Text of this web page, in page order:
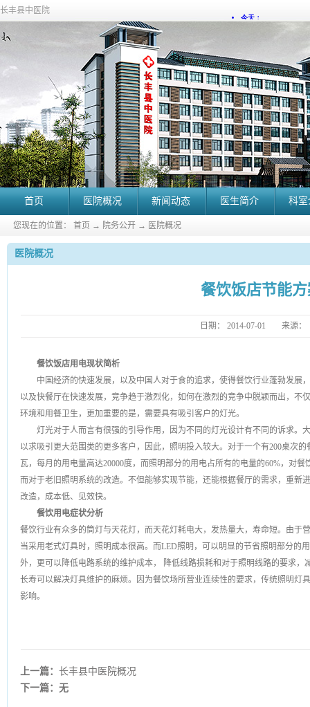
长丰县中医院
首页 医院概况 新闻动态 医生简介 科
您现在的位置： 首页 → 院务公开 → 医院概况
医院概况
餐饮饭店节能
日期： 2014-07-01 来源：
餐饮饭店用电现状简析
中国经济的快速发展，以及中国人对于食的追求，使得餐饮行业蓬勃发展
以及快餐厅在快速发展，竞争趋于激烈化，如何在激烈的竞争中脱颖而出，不
环境和用餐卫生，更加重要的是，需要具有吸引客户的灯光。
灯光对于人而言有很强的引导作用，因为不同的灯光设计有不同的诉求。
以求吸引更大范围类的更多客户，因此，照明投入较大。对于一个有200桌次
瓦，每月的用电量高达20000度，而照明部分的用电占所有的电量的60%，对
而对于老旧照明系统的改造。不但能够实现节能，还能根据餐厅的需求，重新
改造，成本低、见效快。
餐饮用电症状分析
餐饮行业有众多的筒灯与天花灯，而天花灯耗电大，发热量大，寿命短。由于
当采用老式灯具时，照明成本很高。而LED照明，可以明显的节省照明部分的
外，更可以降低电路系统的维护成本， 降低线路损耗和对于照明线路的要求
长寿可以解决灯具维护的麻烦。因为餐饮场所营业连续性的要求，传统照明灯
影响。
上一篇：长丰县中医院概况
下一篇：无